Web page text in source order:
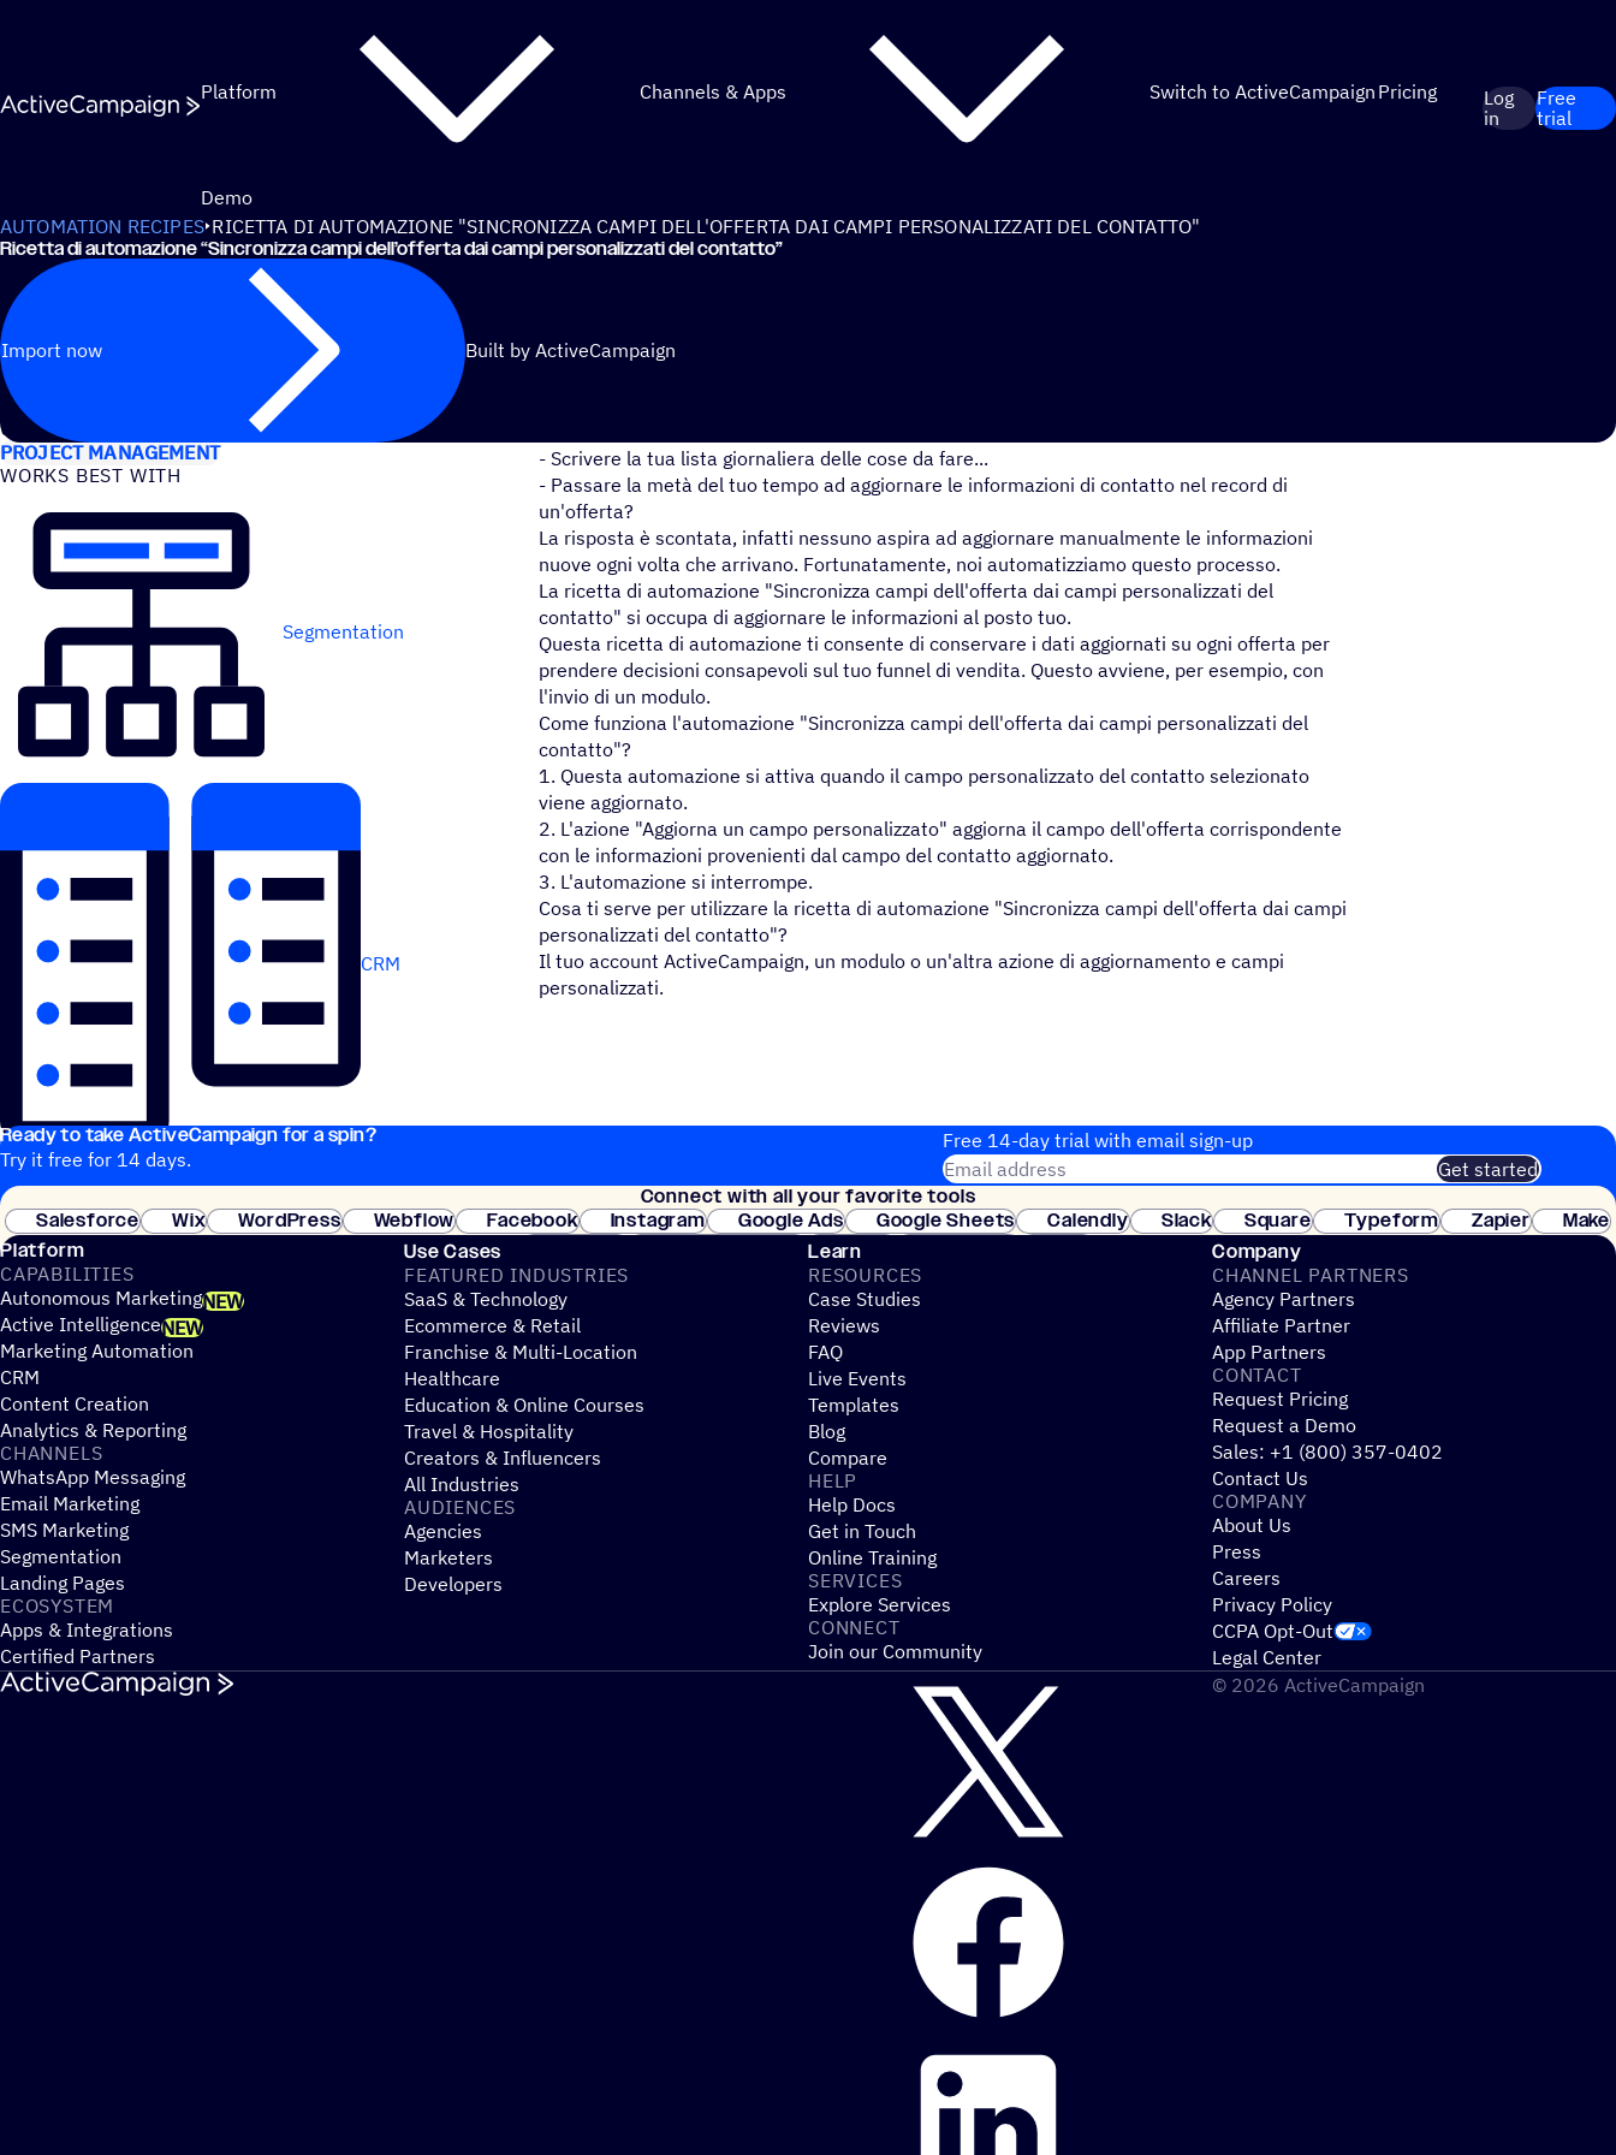
Platform Channels & Apps Switch to ActiveCampaign Pricing
Demo
Log
in
Free
trial
AUTOMATION RECIPES RICETTA DI AUTOMAZIONE "SINCRONIZZA CAMPI DELL'OFFERTA DAI CAMPI PERSONALIZZATI DEL CONTATTO"
Ricetta di automazione“Sincronizza campi dell’offerta dai campi personalizzati del contatto”
Import now Built by ActiveCampaign
USE CASES
PROJECT MANAGEMENT
WORKS BEST WITH
Segmentation
CRM
- Scrivere la tua lista giornaliera delle cose da fare...
- Passare la metà del tuo tempo ad aggiornare le informazioni di contatto nel record di
un'offerta?
La risposta è scontata, infatti nessuno aspira ad aggiornare manualmente le informazioni
nuove ogni volta che arrivano. Fortunatamente, noi automatizziamo questo processo.
La ricetta di automazione "Sincronizza campi dell'offerta dai campi personalizzati del
contatto" si occupa di aggiornare le informazioni al posto tuo.
Questa ricetta di automazione ti consente di conservare i dati aggiornati su ogni offerta per
prendere decisioni consapevoli sul tuo funnel di vendita. Questo avviene, per esempio, con
l'invio di un modulo.
Come funziona l'automazione "Sincronizza campi dell'offerta dai campi personalizzati del
contatto"?
1. Questa automazione si attiva quando il campo personalizzato del contatto selezionato
viene aggiornato.
2. L'azione "Aggiorna un campo personalizzato" aggiorna il campo dell'offerta corrispondente
con le informazioni provenienti dal campo del contatto aggiornato.
3. L'automazione si interrompe.
Cosa ti serve per utilizzare la ricetta di automazione "Sincronizza campi dell'offerta dai campi
personalizzati del contatto"?
Il tuo account ActiveCampaign, un modulo o un'altra azione di aggiornamento e campi
personalizzati.
Ready to take ActiveCampaign for a spin?
Try it free for 14 days.
Free 14-day trial with email sign-up
Email address
Get started
Join thousands of customers. No credit card needed. Instant setup.
Connect with all your favorite tools
Salesforce
Wix WordPress Webflow Facebook Instagram Google Ads Google Sheets Calendly Slack Square Typeform Zapier
Make
Stripe
Platform
CAPABILITIES
Autonomous MarketingNEW
Active IntelligenceNEW
Marketing Automation
CRM
Content Creation
Analytics & Reporting
CHANNELS
WhatsApp Messaging
Email Marketing
SMS Marketing
Segmentation
Landing Pages
ECOSYSTEM
Apps & Integrations
Certified Partners
Use Cases
FEATURED INDUSTRIES
SaaS & Technology
Ecommerce & Retail
Franchise & Multi-Location
Healthcare
Education & Online Courses
Travel & Hospitality
Creators & Influencers
All Industries
AUDIENCES
Agencies
Marketers
Developers
Learn
RESOURCES
Case Studies
Reviews
FAQ
Live Events
Templates
Blog
Compare
HELP
Help Docs
Get in Touch
Online Training
SERVICES
Explore Services
CONNECT
Join our Community
Company
CHANNEL PARTNERS
Agency Partners
Affiliate Partner
App Partners
CONTACT
Request Pricing
Request a Demo
Sales: +1 (800) 357-0402
Contact Us
COMPANY
About Us
Press
Careers
Privacy Policy
CCPA Opt-Out
Legal Center
© 2026 ActiveCampaign